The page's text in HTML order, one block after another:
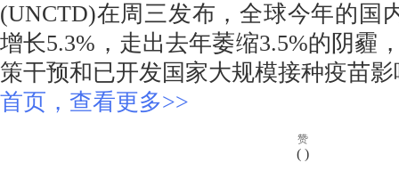
(UNCTD)在周三发布，全球今年的国
增长5.3%，走出去年萎缩3.5%的阴霾
策干预和已开发国家大规模接种疫苗
首页，查看更多>>
赞
( )